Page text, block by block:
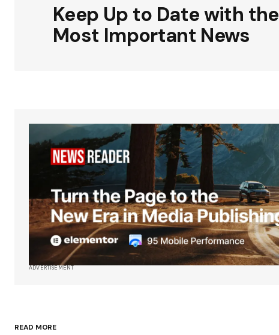
Keep Up to Date with the
Most Important News
ADVERTISEMENT
READ MORE